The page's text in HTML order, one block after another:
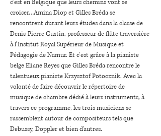
c’est en Belgique que leurs chemins vont se
croiser…Amina Diop et Gilles Bréda se
rencontrent durant leurs études dans la classe de
Denis-Pierre Gustin, professeur de flûte traversière
à l’Institut Royal Supérieur de Musique et
Pédagogie de Namur. Et c’est grâce à la pianiste
belge Eliane Reyes que Gilles Bréda rencontre le
talentueux pianiste Krzysztof Potocznik. Avec la
volonté de faire découvrir le répertoire de
musique de chambre dédié à leurs instruments, à
travers ce programme, les trois musiciens se
rassemblent autour de compositeurs tels que
Debussy, Doppler et bien d’autres.